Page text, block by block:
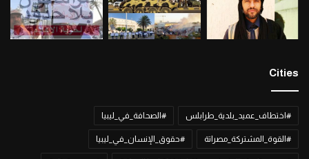
Cities
#اختطاف_عميد_بلدية_طرابلس #الصحافة_في_ليبيا
#القوة_المشتركة_مصراتة #حقوق_الإنسان_في_ليبيا